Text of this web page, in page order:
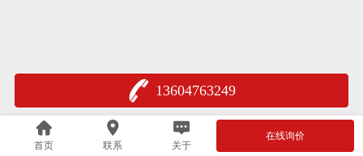
13604763249
首页 联系 关于
在线询价